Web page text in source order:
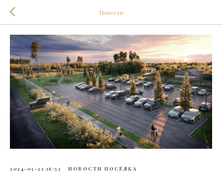
Новости
2024-05-22 16:53 НОВОСТИ ПОСЁЛКА